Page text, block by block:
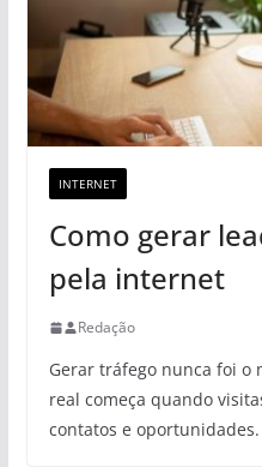
INTERNET
Como gerar
pela internet
Redação
Gerar tráfego nunca foi o
real começa quando
contatos e oportunidades.